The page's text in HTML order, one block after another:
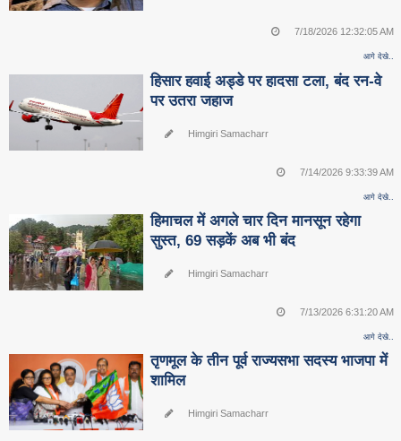
7/18/2026 12:32:05 AM
आगे देखे..
हिसार हवाई अड्डे पर हादसा टला, बंद रन-वे
पर उतरा जहाज
Himgiri Samacharr
7/14/2026 9:33:39 AM
आगे देखे..
हिमाचल में अगले चार दिन मानसून रहेगा
सुस्त, 69 सड़कें अब भी बंद
Himgiri Samacharr
7/13/2026 6:31:20 AM
आगे देखे..
तृणमूल के तीन पूर्व राज्यसभा सदस्य भाजपा में
शामिल
Himgiri Samacharr